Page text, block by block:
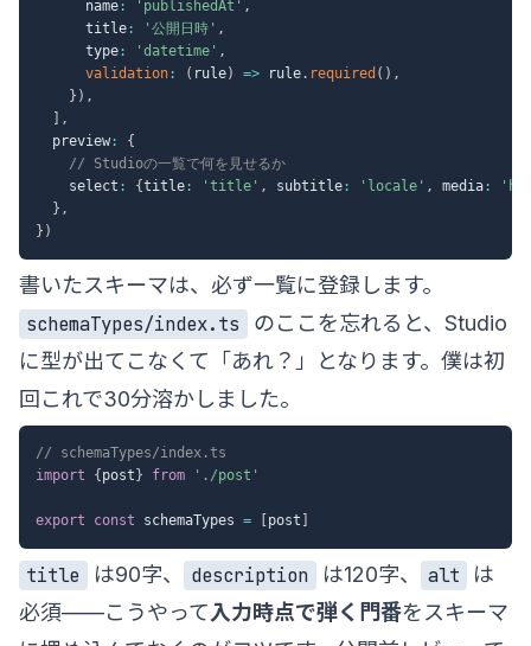
      name
: 'publishedAt' ,
      title
: '公開日時' ,
      type
: 'datetime' ,
validation : ( rule) => rule. required ( ) ,
} ) ,
,
  preview
:
{
// Studioの一覧で何を見せるか
    select
: {title : 'title' , subtitle : 'locale' , media :
} ,
} )
書いたスキーマは、必ず一覧に登録します。
schemaTypes/index.ts
のここを忘れると、Studio
に型が出てこなくて「あれ？」となります。僕は初
回これで30分溶かしました。
// schemaTypes/index.ts
import
{ post } from './post'
export const schemaTypes = post
title は90字、 description は120字、 alt
は
必須——こうやって入力時点で弾く門番をスキーマ